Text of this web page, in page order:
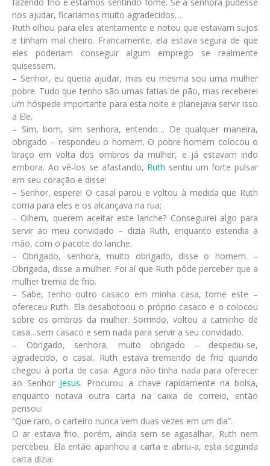
nos ajudar, ficaríamos muito agradecidos…
Ruth olhou para eles atentamente e notou que estavam sujos
e tinham mal cheiro. Francamente, ela estava segura de que
eles poderiam conseguir algum emprego se realmente
quisessem.
– Senhor, eu queria ajudar, mas eu mesma sou uma mulher
pobre. Tudo que tenho são umas fatias de pão, mas receberei
um hóspede importante para esta noite e planejava servir isso
a Ele.
– Sim, bom, sim senhora, entendo… De qualquer maneira,
obrigado – respondeu o homem. O pobre homem colocou o
braço em volta dos ombros da mulher, e já estavam indo
embora. Ao vê-los se afastando, Ruth sentiu um forte pulsar
em seu coração e disse:
– Senhor, espere! O casal parou e voltou à medida que Ruth
corria para eles e os alcançava na rua;
– Olhem, querem aceitar este lanche? Conseguirei algo para
servir ao meu convidado – dizia Ruth, enquanto estendia a
mão, com o pacote do lanche.
– Obrigado, senhora, muito obrigado, disse o homem. –
Obrigada, disse a mulher. Foi aí que Ruth pôde perceber que a
mulher tremia de frio.
– Sabe, tenho outro casaco em minha casa, tome este –
ofereceu Ruth. Ela desabotoou o próprio casaco e o colocou
sobre os ombros da mulher. Sorrindo, voltou a caminho de
casa…sem casaco e sem nada para servir a seu convidado.
– Obrigado, senhora, muito obrigado – despediu-se,
agradecido, o casal. Ruth estava tremendo de frio quando
chegou à porta de casa. Agora não tinha nada para oferecer
ao Senhor Jesus. Procurou a chave rapidamente na bolsa,
enquanto notava outra carta na caixa de correio, então
pensou:
“Que raro, o carteiro nunca vem duas vezes em um dia”.
O ar estava frio, porém, ainda sem se agasalhar, Ruth nem
percebeu. Ela então apanhou a carta e abriu-a, esta segunda
carta dizia: